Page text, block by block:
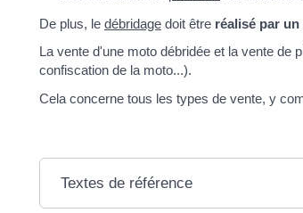
De plus, le débridage doit être réalisé par
La vente d'une moto débridée et la vente de
confiscation de la moto...).
Cela concerne tous les types de vente, y
Textes de référence